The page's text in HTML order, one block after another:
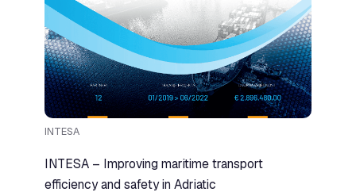
INTESA
INTESA – Improving maritime transport
efficiency and safety in Adriatic